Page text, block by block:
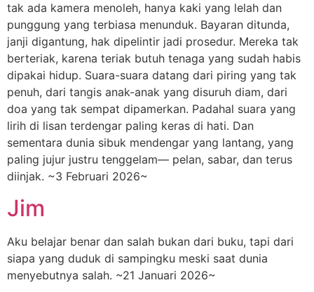
tak ada kamera menoleh, hanya kaki yang lelah dan
punggung yang terbiasa menunduk. Bayaran ditunda,
janji digantung, hak dipelintir jadi prosedur. Mereka tak
berteriak, karena teriak butuh tenaga yang sudah habis
dipakai hidup. Suara-suara datang dari piring yang tak
penuh, dari tangis anak-anak yang disuruh diam, dari
doa yang tak sempat dipamerkan. Padahal suara yang
lirih di lisan terdengar paling keras di hati. Dan
sementara dunia sibuk mendengar yang lantang, yang
paling jujur justru tenggelam— pelan, sabar, dan terus
diinjak. ~3 Februari 2026~
Jim
Aku belajar benar dan salah bukan dari buku, tapi dari
siapa yang duduk di sampingku meski saat dunia
menyebutnya salah. ~21 Januari 2026~